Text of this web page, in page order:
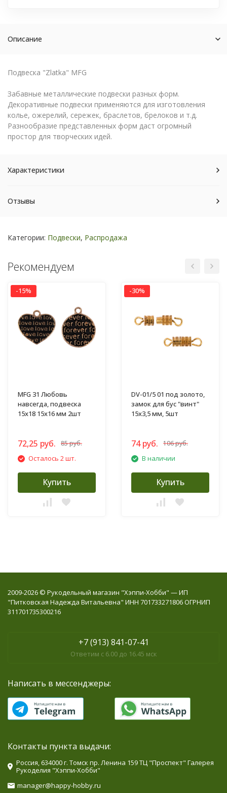
Описание
Подвеска "Zlatka" MFG
Забавные металлические подвески разных форм.
Декоративные подвески применяются для изготовления
колье, ожерелий, сережек, браслетов, брелоков и т.д.
Разнообразие представленных форм даст огромный
простор для творческих идей.
Характеристики
Отзывы
Категории: Подвески, Распродажа
Рекомендуем
-15%
MFG 31 Любовь
навсегда, подвеска
15х18 15х16 мм 2шт
72,25 руб. 85 руб.
Осталось 2 шт.
Купить
-30%
DV-01/5 01 под золото,
замок для бус "винт"
15х3,5 мм, 5шт
74 руб. 106 руб.
В наличии
Купить
2009-2026 © Рукодельный магазин "Хэппи-Хобби" — ИП
"Питковская Надежда Витальевна" ИНН 701733271806 ОГРНИП
311701735300216
+7 (913) 841-07-41
Ответим с 6.00 до 16.45 мск
Написать в мессенджеры:
Контакты пункта выдачи:
Россия, 634000 г. Томск пр. Ленина 159 ТЦ "Проспект" Галерея
Рукоделия "Хэппи-Хобби"
manager@happy-hobby.ru